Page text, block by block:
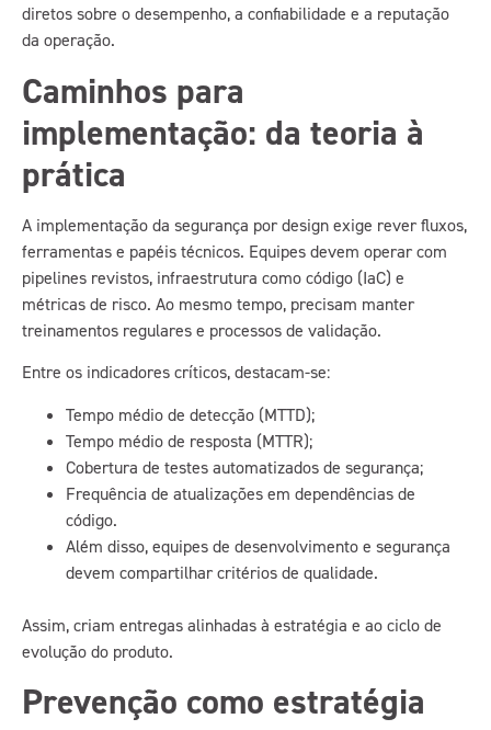
diretos sobre o desempenho, a confiabilidade e a reputação
da operação.
Caminhos para
implementação: da teoria à
prática
A implementação da segurança por design exige rever fluxos,
ferramentas e papéis técnicos. Equipes devem operar com
pipelines revistos, infraestrutura como código (IaC) e
métricas de risco. Ao mesmo tempo, precisam manter
treinamentos regulares e processos de validação.
Entre os indicadores críticos, destacam-se:
Tempo médio de detecção (MTTD);
Tempo médio de resposta (MTTR);
Cobertura de testes automatizados de segurança;
Frequência de atualizações em dependências de
código.
Além disso, equipes de desenvolvimento e segurança
devem compartilhar critérios de qualidade.
Assim, criam entregas alinhadas à estratégia e ao ciclo de
evolução do produto.
Prevenção como estratégia